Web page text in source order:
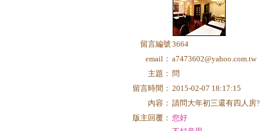
留言編號3664
email： a7473602@yahoo.com.tw
主題： 問
留言時間： 2015-02-07 18:17:15
內容： 請問大年初三還有四人房?
版主回覆： 您好